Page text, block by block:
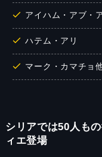
アイハム・アブ・
ハテム・アリ
マーク・カマチョ
シリアでは50人も
ィエ登場